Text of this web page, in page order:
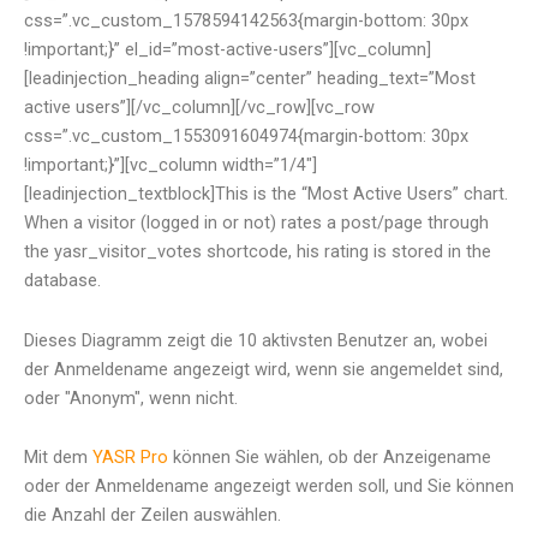
css=”.vc_custom_1578594142563{margin-bottom: 30px
!important;}” el_id=”most-active-users”][vc_column]
[leadinjection_heading align=”center” heading_text=”Most
active users”][/vc_column][/vc_row][vc_row
css=”.vc_custom_1553091604974{margin-bottom: 30px
!important;}”][vc_column width=”1/4″]
[leadinjection_textblock]This is the “Most Active Users” chart.
When a visitor (logged in or not) rates a post/page through
the yasr_visitor_votes shortcode, his rating is stored in the
database.
Dieses Diagramm zeigt die 10 aktivsten Benutzer an, wobei
der Anmeldename angezeigt wird, wenn sie angemeldet sind,
oder "Anonym", wenn nicht.
Mit dem YASR Pro können Sie wählen, ob der Anzeigename
oder der Anmeldename angezeigt werden soll, und Sie können
die Anzahl der Zeilen auswählen.